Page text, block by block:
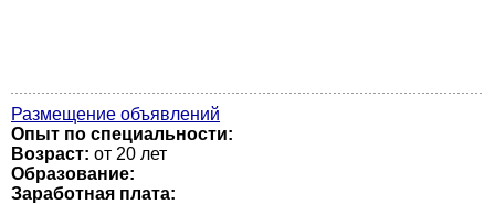
Размещение объявлений
Опыт по специальности:
Возраст: от 20 лет
Образование:
Заработная плата: